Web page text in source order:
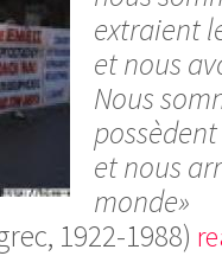
extraient
et nous
Nous
et nous
monde»
1922-1988)